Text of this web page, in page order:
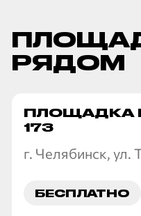
РЯДОМ
ПЛОЩАДКА
173
г. Челябинск, ул.
БЕСПЛАТНО